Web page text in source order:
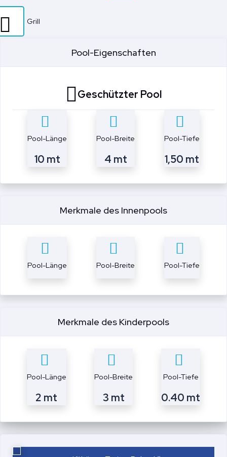
Grill
Pool-Eigenschaften
Geschützter Pool
Pool-Länge
10 mt
Pool-Breite
4 mt
Pool-Tiefe
1,50 mt
Merkmale des Innenpools
Pool-Länge Pool-Breite Pool-Tiefe
Merkmale des Kinderpools
Pool-Länge
2 mt
Pool-Breite
3 mt
Pool-Tiefe
0.40 mt